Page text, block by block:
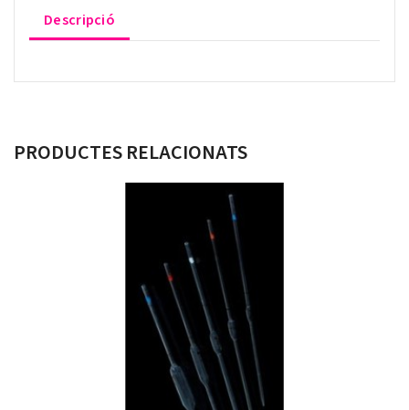
Descripció
PRODUCTES RELACIONATS